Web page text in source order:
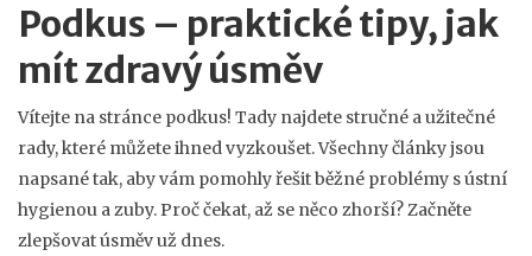
Podkus – praktické tipy, jak
mít zdravý úsměv
Vítejte na stránce podkus! Tady najdete stručné a užitečné
rady, které můžete ihned vyzkoušet. Všechny články jsou
napsané tak, aby vám pomohly řešit běžné problémy s ústní
hygienou a zuby. Proč čekat, až se něco zhorší? Začněte
zlepšovat úsměv už dnes.